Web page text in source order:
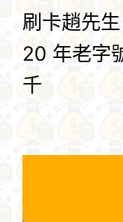
刷卡趙先
20 年老字
千